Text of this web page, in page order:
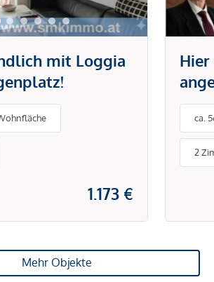
mit Loggia
1.173 €
ca.
2
Mehr Objekte